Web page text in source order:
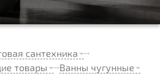
сантехника
товары
Ванны чугунные